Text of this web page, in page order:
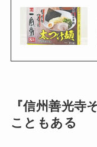
『信州善光寺
こともある